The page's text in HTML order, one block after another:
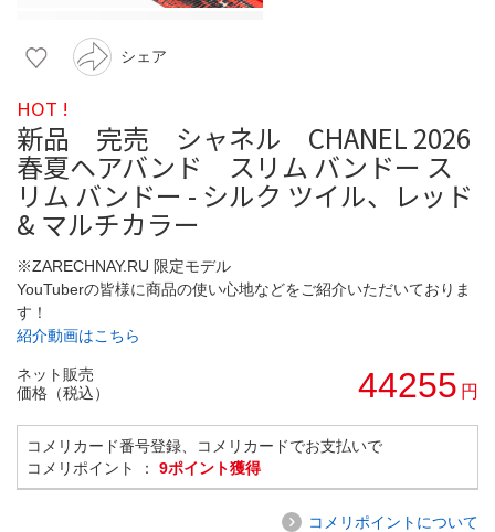
シェア
HOT !
新品 完売 シャネル CHANEL 2026
春夏ヘアバンド スリム バンドー ス
リム バンドー - シルク ツイル、レッド
& マルチカラー
※ZARECHNAY.RU 限定モデル
YouTuberの皆様に商品の使い心地などをご紹介いただいておりま
す！
紹介動画はこちら
ネット販売
価格（税込）
44255 円
コメリカード番号登録、コメリカードでお支払いで
コメリポイント ： 9ポイント獲得
コメリポイントについて